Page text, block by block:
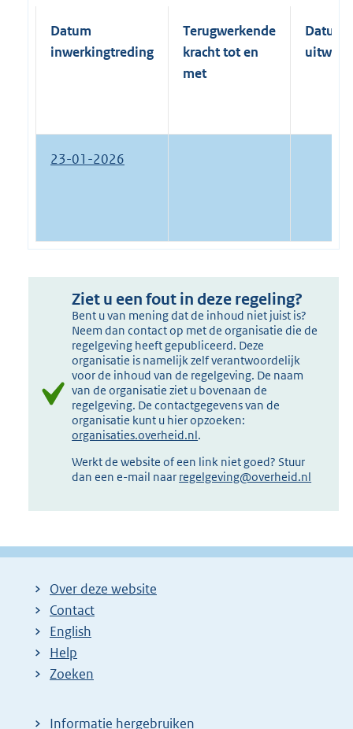
Datum
inwerkingtreding
Terugwerkende
kracht tot en
met
Datum
23-01-2026
Ziet u een fout in deze regeling?
Bent u van mening dat de inhoud niet juist is?
Neem dan contact op met de organisatie die de
regelgeving heeft gepubliceerd. Deze
organisatie is namelijk zelf verantwoordelijk
voor de inhoud van de regelgeving. De naam
van de organisatie ziet u bovenaan de
regelgeving. De contactgegevens van de
organisatie kunt u hier opzoeken:
organisaties.overheid.nl.
Werkt de website of een link niet goed? Stuur
dan een e-mail naar regelgeving@overheid.nl
Over deze website
Contact
English
Help
Zoeken
Informatie hergebruiken